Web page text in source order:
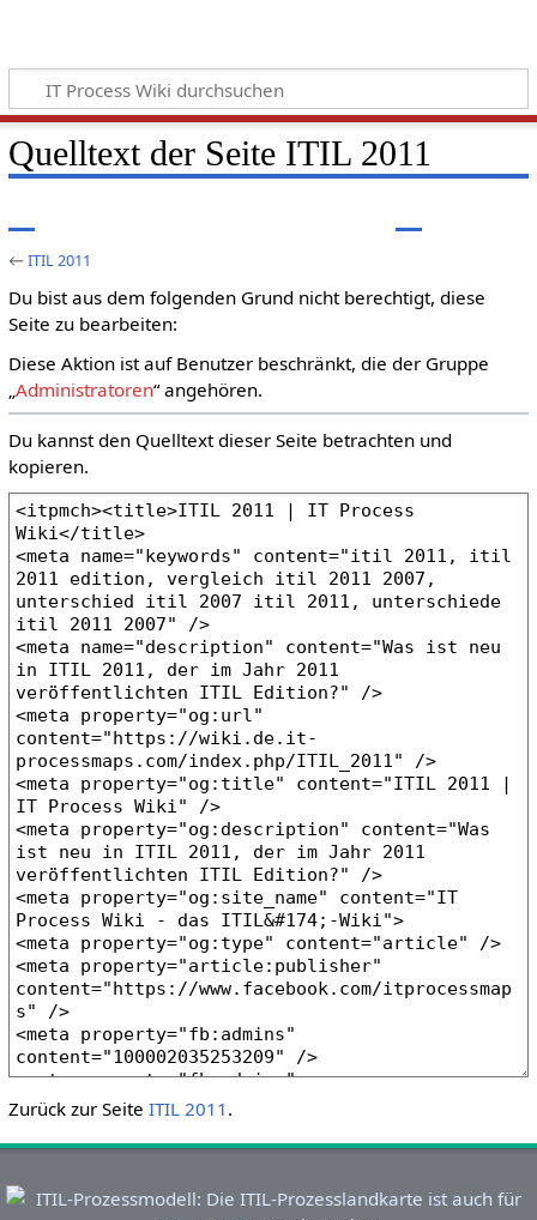
Quelltext der Seite ITIL 2011
←ITIL 2011
Du bist aus dem folgenden Grund nicht berechtigt, diese
Seite zu bearbeiten:
Diese Aktion ist auf Benutzer beschränkt, die der Gruppe
„Administratoren“ angehören.
Du kannst den Quelltext dieser Seite betrachten und
kopieren.
Zurück zur Seite ITIL 2011 .